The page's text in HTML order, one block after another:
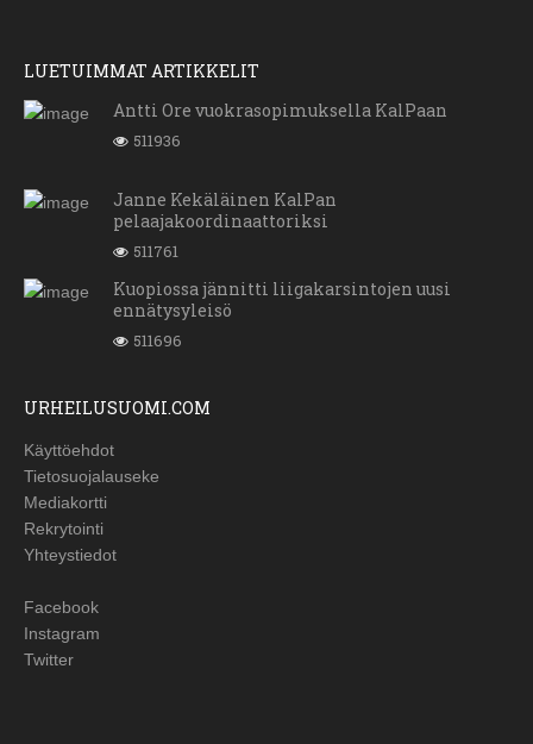
LUETUIMMAT ARTIKKELIT
Antti Ore vuokrasopimuksella KalPaan
511936
Janne Kekäläinen KalPan
pelaajakoordinaattoriksi
511761
Kuopiossa jännitti liigakarsintojen uusi
ennätysyleisö
511696
URHEILUSUOMI.COM
Käyttöehdot
Tietosuojalauseke
Mediakortti
Rekrytointi
Yhteystiedot
Facebook
Instagram
Twitter